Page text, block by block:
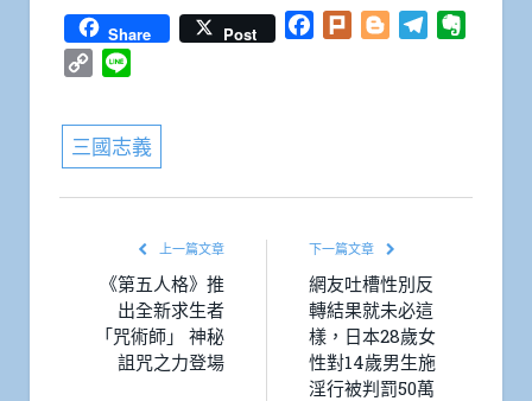
Share Post Facebook
Plurk BloggerTelegram
Copy
三國志義
上一篇文章
《第五人格》推
出全新求生者
「咒術師」 神秘
詛咒之力登場
下一篇文章
網友吐槽性別反
轉結果就未必這
樣，日本28歲女
性對14歲男生施
淫行被判罰50萬